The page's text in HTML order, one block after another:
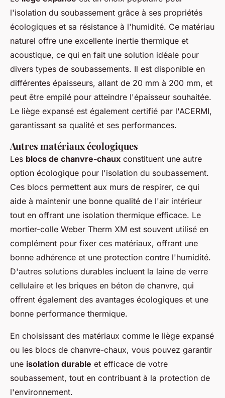
l'isolation du soubassement grâce à ses propriétés
écologiques et sa résistance à l'humidité. Ce matériau
naturel offre une excellente inertie thermique et
acoustique, ce qui en fait une solution idéale pour
divers types de soubassements. Il est disponible en
différentes épaisseurs, allant de 20 mm à 200 mm, et
peut être empilé pour atteindre l'épaisseur souhaitée.
Le liège expansé est également certifié par l'ACERMI,
garantissant sa qualité et ses performances.
Autres matériaux écologiques
Les blocs de chanvre-chaux constituent une autre
option écologique pour l'isolation du soubassement.
Ces blocs permettent aux murs de respirer, ce qui
aide à maintenir une bonne qualité de l'air intérieur
tout en offrant une isolation thermique efficace. Le
mortier-colle Weber Therm XM est souvent utilisé en
complément pour fixer ces matériaux, offrant une
bonne adhérence et une protection contre l'humidité.
D'autres solutions durables incluent la laine de verre
cellulaire et les briques en béton de chanvre, qui
offrent également des avantages écologiques et une
bonne performance thermique.
En choisissant des matériaux comme le liège expansé
ou les blocs de chanvre-chaux, vous pouvez garantir
une isolation durable et efficace de votre
soubassement, tout en contribuant à la protection de
l'environnement.